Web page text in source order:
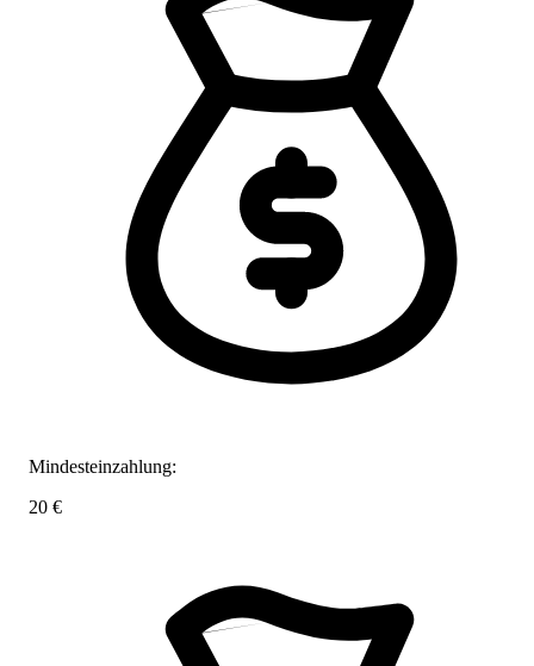
Mindesteinzahlung:
20 €